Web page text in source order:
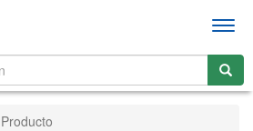
Producto